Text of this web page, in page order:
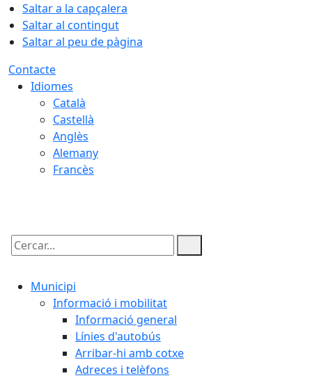
Saltar a la capçalera
Saltar al contingut
Saltar al peu de pàgina
Contacte
Idiomes
Català
Castellà
Anglès
Alemany
Francès
Cercar:
Municipi
Informació i mobilitat
Informació general
Línies d'autobús
Arribar-hi amb cotxe
Adreces i telèfons